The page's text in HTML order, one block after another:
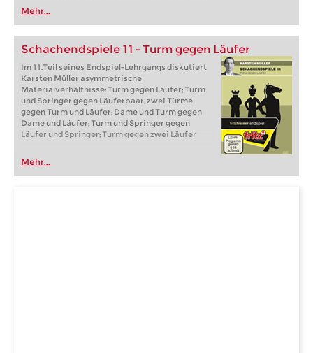
oder bereits auf Turnierniveau spielen: Mit
FRITZ trainieren Sie effizienter, intelligenter und
individueller als je zuvor.
Mehr...
Schachendspiele 11 - Turm gegen Läufer
Im 11.Teil seines Endspiel-Lehrgangs diskutiert
Karsten Müller asymmetrische
Materialverhältnisse: Turm gegen Läufer; Turm
und Springer gegen Läuferpaar; zwei Türme
gegen Turm und Läufer; Dame und Turm gegen
Dame und Läufer; Turm und Springer gegen
Läufer und Springer; Turm gegen zwei Läufer
Mehr...